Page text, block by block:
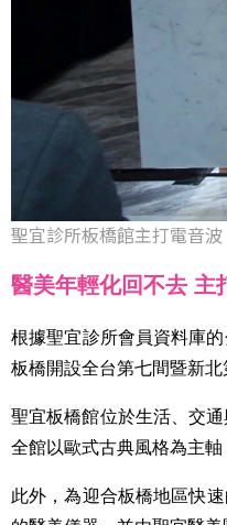
聖宜診所板橋館主打電音
醫美年輕化回不去 主
根據聖宜診所會員資料庫
板橋開設全台第七間暨新
聖宜板橋館位於生活、交
全館以歐式古典風格為主軸
此外，為迎合板橋地區快